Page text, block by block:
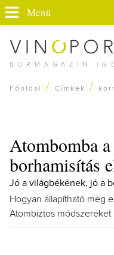
BORMAGAZIN
Menü
Főoldal / Címkék /
Atombomba
borhamisítás
Jó a világbékének, jó a
Hogyan állapítható meg
Atombiztos módszereket